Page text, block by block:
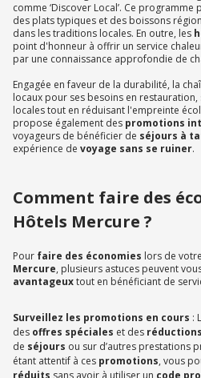
comme ‘Discover Local’. Ce
des plats typiques et des boissons
dans les traditions locales. En outre, les
point d'honneur à offrir un service
par une connaissance approfondie de
Engagée en faveur de la durabilité, la
locaux pour ses besoins en
locales tout en réduisant l'empreinte
propose également des promotions
voyageurs de bénéficier de séjours à
expérience de voyage sans se ruiner.
Comment faire des
Hôtels Mercure ?
Pour faire des économies lors de votre
Mercure, plusieurs astuces peuvent
avantageuxtout en bénéficiant de
Surveillez les promotions en cours :
des offres spéciales et des réductions
de séjours ou sur d’autres prestations
étant attentif à ces promotions, vous